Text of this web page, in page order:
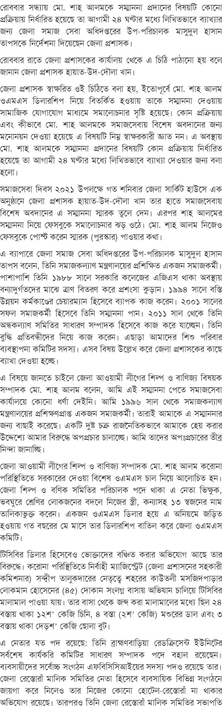
রোববার সন্ধ্যায় মো. শাহ আলমকে সম্মাননা প্রদানের বিষয়টি কোনো
প্রক্রিয়ায় নির্ধারিত হয়েছে তা আগামী ২৪ ঘণ্টার মধ্যে লিখিতভাবে ব্যাখ্যার
জন্য জেলা সমাজ সেবা অধিদপ্তরের উপ-পরিচালক মাসুদুল হাসান
তাপসকে নির্দেশনা দিয়েছেন জেলা প্রশাসক।
রোববার রাতে জেলা প্রশাসকের কার্যালয় থেকে এ চিঠি পাঠানো হয় বলে
জানান জেলা প্রশাসক হায়াত-উদ-দৌলা খান।
জেলা প্রশাসক স্বাক্ষরিত ওই চিঠিতে বলা হয়, ইতোপূর্বে মো. শাহ আলম
ওএমএস ডিলারশিপ নিয়ে বিতর্কিত হওয়ায় তাকে সম্মাননা দেওয়ায়
সামাজিক যোগাযোগ মাধ্যমে সমালোচনার সৃষ্টি হয়েছে। কোন প্রক্রিয়ায়
এবং কীভাবে মো. শাহ আলমকে সমাজসেবায় বিশেষ অবদানের জন্য
মনোনয়ন দেওয়া হয়েছে এ বিষয়টি নিম্ন স্বাক্ষরকারী জ্ঞাত নন। এ অবস্থায়
মো. শাহ আলমকে সম্মাননা প্রদানের বিষয়টি কোন প্রক্রিয়ায় নির্ধারিত
হয়েছে তা আগামী ২৪ ঘণ্টার মধ্যে লিখিতভাবে ব্যাখ্যা দেওয়ার জন্য বলা
হলো।
সমাজসেবা দিবস ২০২১ উপলক্ষে গত শনিবার জেলা সার্কিট হাউসে এক
অনুষ্ঠানে জেলা প্রশাসক হায়াত-উদ-দৌলা খান তার হাতে সমাজসেবায়
বিশেষ অবদানের এ সম্মাননা স্মারক তুলে দেন। এরপর শাহ আলমের
সম্মাননা নিয়ে ফেসবুকে সমালোচনার ঝড় ওঠে। মো. শাহ আলম নিজেও
ফেসবুকে পোস্ট করেন স্মারক (পুরস্কার) পাওয়ার কথা।
এ ব্যাপারে জেলা সমাজ সেবা অধিদপ্তরের উপ-পরিচালক মাসুদুল হাসান
তাপস বলেন, তিনি সমাজকল্যাণ মন্ত্রণালয়ের প্রশিক্ষিত একজন সমাজকর্মী।
পাশাপাশি তিনি ১৯৮৮ সালে সরকারি কলেজের এজিএস থাকা অবস্থায়
বন্যাদুর্গতদের মাঝে ত্রাণ বিতরণ করে প্রশংসা কুড়ান। ১৯৯৪ সালে বস্তি
উন্নয়ন কর্মকাণ্ডের চেয়ারম্যান হিসেবে ব্যাপক কাজ করেন। ২০০১ সালের
সফল সমাজকর্মী হিসেবে তিনি সম্মাননা পান। ২০১১ সাল থেকে তিনি
অন্ধকল্যাণ সমিতির সাধারণ সম্পাদক হিসেবে কাজ করে যাচ্ছেন। তিনি
বুদ্ধি প্রতিবন্ধীদের নিয়ে কাজ করেন। এছাড়া আমাদের শিশু পরিবার
ব্যবস্থাপনা কমিটির সদস্য। এসব বিষয় উল্লেখ করে জেলা প্রশাসকের কাছে
ব্যাখা দেওয়া হচ্ছে।
এ বিষয়ে জানতে চাইলে জেলা আওয়ামী লীগের শিল্প ও বাণিজ্য বিষয়ক
সম্পাদক মো. শাহ আলম বলেন, আমি এই সম্মাননা পেতে সমাজসেবা
কার্যালয়ে কোনো ধর্ণা দেইনি। আমি ১৯৯৬ সাল থেকে সমাজকল্যাণ
মন্ত্রণালয়ের প্রশিক্ষণপ্রাপ্ত একজন সমাজকর্মী। তারাই আমাকে এ সম্মাননার
জন্য বাছাই করেছে। একটি দুষ্ট চক্র রাজনৈতিকভাবে আমাকে হেয় করার
উদ্দেশ্যে আমার বিরুদ্ধে অপপ্রচার চালাচ্ছে। আমি তাদের অপঃপ্রচারের তীব্র
নিন্দা জানাচ্ছি।
জেলা আওয়ামী লীগের শিল্প ও বাণিজ্য সম্পাদক মো. শাহ আলম করোনা
পরিস্থিতিতে সরকারের দেওয়া বিশেষ ওএমএস চাল নিয়ে আলোচিত হন।
জেলা শিল্প ও বণিক সমিতির পরিচালক পদে থাকা এ নেতা ভিক্ষুক,
ভবঘুরে শ্রেণির লোকজনের বদলে নিজের স্ত্রী, কন্যাসহ ১৩ স্বজনের নাম
তালিকাভুক্ত করেন। একজন ওএমএস ডিলার হয়ে এ অনিয়মে জড়িত
হওয়ায় গত বছরের মে মাসে তার ডিলারশিপ বাতিল করে জেলা ওএমএস
কমিটি।
টিসিবির ডিলার হিসেবেও ভোক্তাদের বঞ্চিত করার অভিযোগ আছে তার
বিরুদ্ধে। করোনা পরিস্থিতিতে নির্বাহী ম্যাজিস্ট্রেট (জেলা প্রশাসনের সহকারী
কমিশনার) সন্দ্বীপ তালুকদারের নেতৃত্বে শহরের কাউতলী মসজিদপাড়ার
লোকমান হোসেনের (৪৫) দোকান সংলগ্ন বাসায় অভিযান চালিয়ে টিসিবির
মালামাল পাওয়া যায়। তার বাসা থেকে জব্দ করা মালামালের মধ্যে ছিল ২৪
বস্তায় থাকা ১২শ’ কেজি চিনি, ৪ বস্তা (২শ’ কেজি) মশুরের ডাল এবং ৩
বস্তায় থাকা দেড়শ’ কেজি ছোলা বুট।
এ নেতার যত পদ রয়েছে: তিনি ব্রাহ্মণবাড়িয়া রেডক্রিসেন্ট ইউনিটের
সর্বশেষ কার্যকরি কমিটির সাধারণ সম্পাদক পদে বহাল রয়েছেন।
ব্যবসায়ীদের সর্বোচ্চ সংগঠন এফবিসিসিআইয়ের সদস্য পদও রয়েছে তার।
জেলা রেস্তোরাঁ মালিক সমিতির নেতা হিসেবে ব্যবসায়িক বিভিন্ন সংগঠনে
জায়গা করে নিলেও তার নিজের কোনো হোটেল-রেস্তোরাঁ না থাকার
অভিযোগ রয়েছে। তারপরও তিনি জেলা রেস্তোরাঁ মালিক সমিতির সভাপতি